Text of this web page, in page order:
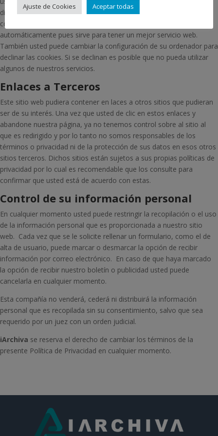
directamente noticias. Usted puede aceptar o negar el uso de
cookies, sin embargo la mayoría de navegadores aceptan cookies
automáticamente pues sirve para tener un mejor servicio web.
También usted puede cambiar la configuración de su ordenador para
declinar las cookies. Si se declinan es posible que no pueda utilizar
algunos de nuestros servicios.
Enlaces a Terceros
Este sitio web pudiera contener en laces a otros sitios que pudieran
ser de su interés. Una vez que usted de clic en estos enlaces y
abandone nuestra página, ya no tenemos control sobre al sitio al
que es redirigido y por lo tanto no somos responsables de los
términos o privacidad ni de la protección de sus datos en esos otros
sitios terceros. Dichos sitios están sujetos a sus propias políticas de
privacidad por lo cual es recomendable que los consulte para
confirmar que usted está de acuerdo con estas.
Control de su información personal
En cualquier momento usted puede restringir la recopilación o el uso
de la información personal que es proporcionada a nuestro sitio
web. Cada vez que se le solicite rellenar un formulario, como el de
alta de usuario, puede marcar o desmarcar la opción de recibir
información por correo electrónico. En caso de que haya marcado
la opción de recibir nuestro boletín o publicidad usted puede
cancelarla en cualquier momento.
Esta compañía no venderá, cederá ni distribuirá la información
personal que es recopilada sin su consentimiento, salvo que sea
requerido por un juez con un orden judicial.
iArchiva se reserva el derecho de cambiar los términos de la
presente Política de Privacidad en cualquier momento.
Ajuste de Cookies Aceptar todas